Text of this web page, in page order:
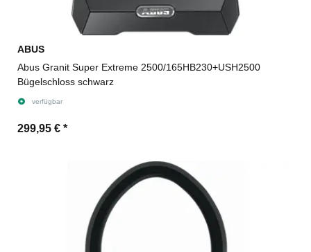
ABUS
Abus Granit Super Extreme 2500/165HB230+USH2500
Bügelschloss schwarz
verfügbar
299,95 € *